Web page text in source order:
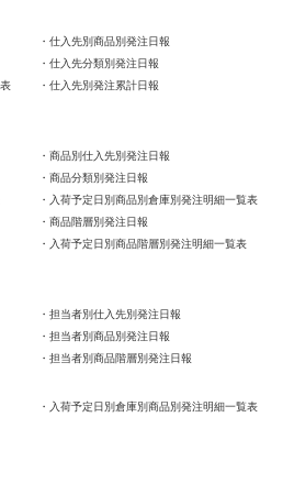
仕入先別商品別発注日報
仕入先分類別発注日報
仕入先別発注累計日報
商品別仕入先別発注日報
商品分類別発注日報
入荷予定日別商品別倉庫別発注明細一覧表
商品階層別発注日報
入荷予定日別商品階層別発注明細一覧表
担当者別仕入先別発注日報
担当者別商品別発注日報
担当者別商品階層別発注日報
入荷予定日別倉庫別商品別発注明細一覧表